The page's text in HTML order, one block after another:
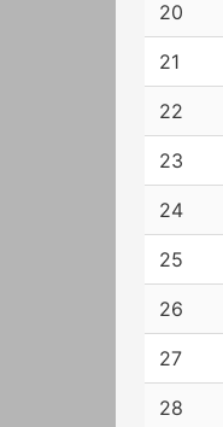
20
21
22
23
24
25
26
27
28